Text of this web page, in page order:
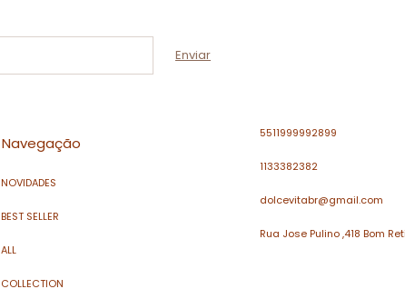
Navegação
NOVIDADES
BEST SELLER
ALL
COLLECTION
5511999992899
1133382382
dolcevitabr@gmail.com
Rua Jose Pulino ,418 Bom